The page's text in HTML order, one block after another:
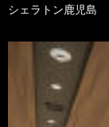
シェラトン鹿児島